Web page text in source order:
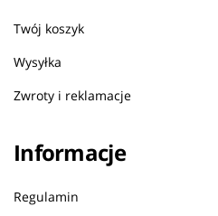
Twój koszyk
Wysyłka
Zwroty i reklamacje
Informacje
Regulamin